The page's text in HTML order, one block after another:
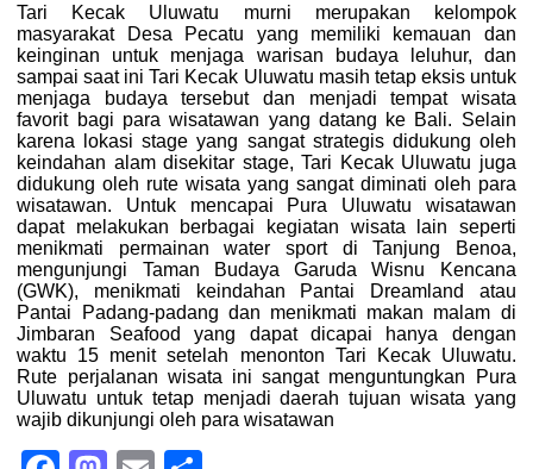
Tari Kecak Uluwatu murni merupakan kelompok
masyarakat Desa Pecatu yang memiliki kemauan dan
keinginan untuk menjaga warisan budaya leluhur, dan
sampai saat ini Tari Kecak Uluwatu masih tetap eksis untuk
menjaga budaya tersebut dan menjadi tempat wisata
favorit bagi para wisatawan yang datang ke Bali. Selain
karena lokasi stage yang sangat strategis didukung oleh
keindahan alam disekitar stage, Tari Kecak Uluwatu juga
didukung oleh rute wisata yang sangat diminati oleh para
wisatawan. Untuk mencapai Pura Uluwatu wisatawan
dapat melakukan berbagai kegiatan wisata lain seperti
menikmati permainan water sport di Tanjung Benoa,
mengunjungi Taman Budaya Garuda Wisnu Kencana
(GWK), menikmati keindahan Pantai Dreamland atau
Pantai Padang-padang dan menikmati makan malam di
Jimbaran Seafood yang dapat dicapai hanya dengan
waktu 15 menit setelah menonton Tari Kecak Uluwatu.
Rute perjalanan wisata ini sangat menguntungkan Pura
Uluwatu untuk tetap menjadi daerah tujuan wisata yang
wajib dikunjungi oleh para wisatawan